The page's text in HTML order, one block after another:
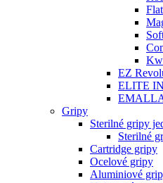
Flat
EZ
ELITE
Gripy
Sterilné gripy
Sterilné
Cartridge gripy
Ocelové gripy
Aluminiové